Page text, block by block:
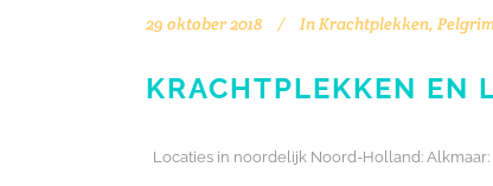
29 oktober 2018 InKrachtplekken,
KRACHTPLEKKEN EN
Locaties in noordelijk Noord-Holland: